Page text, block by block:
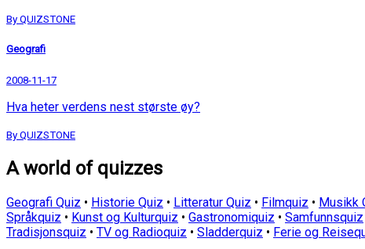
By QUIZSTONE
Geografi
2008-11-17
Hva heter verdens nest største øy?
By QUIZSTONE
A world of quizzes
Geografi Quiz • Historie Quiz • Litteratur Quiz • Filmquiz • Musikk
Språkquiz • Kunst og Kulturquiz • Gastronomiquiz • Samfunnsquiz
Tradisjonsquiz • TV og Radioquiz • Sladderquiz • Ferie og